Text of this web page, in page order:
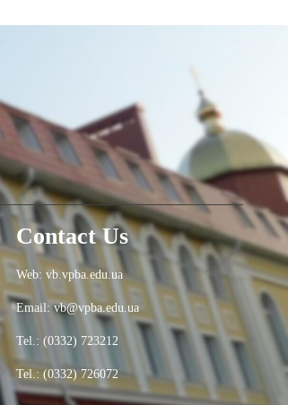
Contact Us
Web: vb.vpba.edu.ua
Email: vb@vpba.edu.ua
Tel.: (0332) 723212
Tel.: (0332) 726072